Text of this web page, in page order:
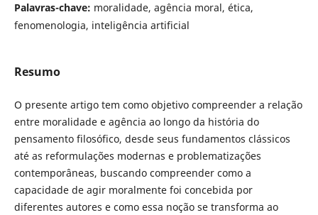
Palavras-chave: moralidade, agência moral, ética,
fenomenologia, inteligência artificial
Resumo
O presente artigo tem como objetivo compreender a relação
entre moralidade e agência ao longo da história do
pensamento filosófico, desde seus fundamentos clássicos
até as reformulações modernas e problematizações
contemporâneas, buscando compreender como a
capacidade de agir moralmente foi concebida por
diferentes autores e como essa noção se transforma ao